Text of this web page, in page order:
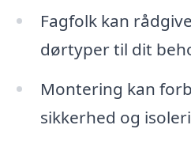
Fagfolk kan
dørtyper til dit
Montering kan
sikkerhed og